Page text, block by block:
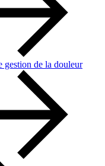
gestion de la douleur